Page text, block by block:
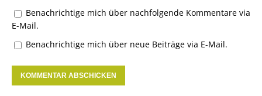
Benachrichtige mich über nachfolgende Kommentare via
E-Mail.
Benachrichtige mich über neue Beiträge via E-Mail.